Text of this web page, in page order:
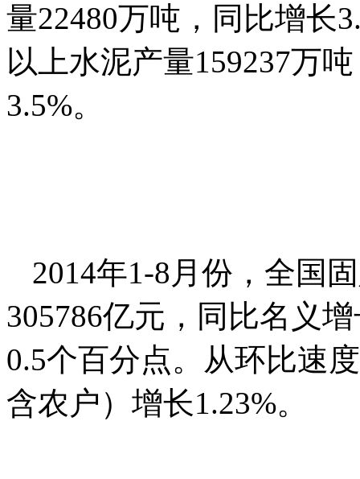
量22480万吨，同比增长
以上水泥产量159237万
3.5%。
2014年1-8月份，全国
305786亿元，同比名义
0.5个百分点。从环比速
含农户）增长1.23%。